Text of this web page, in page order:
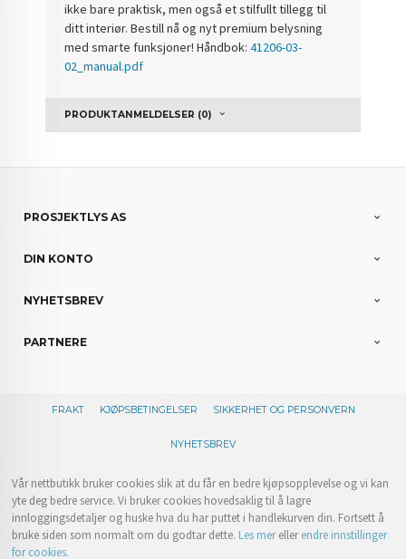
ikke bare praktisk, men også et stilfullt tillegg til
ditt interiør. Bestill nå og nyt premium belysning
med smarte funksjoner! Håndbok:41206-03-
02_manual.pdf
PRODUKTANMELDELSER (0)
PROSJEKTLYS AS
DIN KONTO
NYHETSBREV
PARTNERE
FRAKT KJØPSBETINGELSER SIKKERHET OG PERSONVERN
NYHETSBREV
Vår nettbutikk bruker cookies slik at du får en bedre kjøpsopplevelse og vi kan
yte deg bedre service. Vi bruker cookies hovedsaklig til å lagre
innloggingsdetaljer og huske hva du har puttet i handlekurven din. Fortsett å
bruke siden som normalt om du godtar dette. Les merellerendre innstillinger
for cookies.